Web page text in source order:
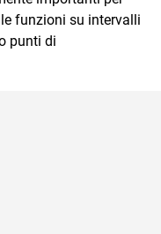
nel sostegno e sono
funzioni su intervalli
punti di